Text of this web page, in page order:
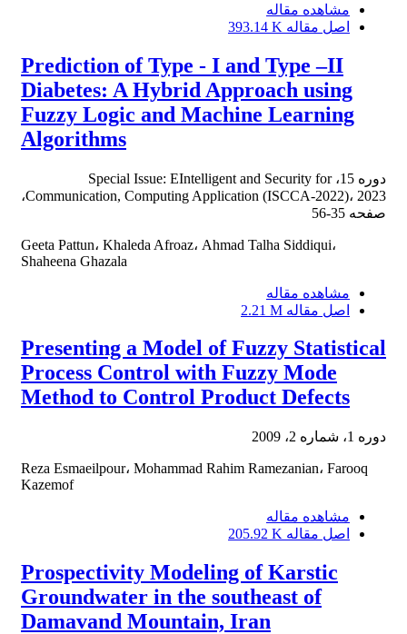
مشاهده مقاله
اصل مقاله 393.14 K
Prediction of Type - I and Type –II
Diabetes: A Hybrid Approach using
Fuzzy Logic and Machine Learning
Algorithms
دوره 15، Special Issue: EIntelligent and Security for
Communication, Computing Application (ISCCA-2022)، 2023،
صفحه 35-56
Geeta Pattun، Khaleda Afroaz، Ahmad Talha Siddiqui،
Shaheena Ghazala
مشاهده مقاله
اصل مقاله 2.21 M
Presenting a Model of Fuzzy Statistical
Process Control with Fuzzy Mode
Method to Control Product Defects
دوره 1، شماره 2، 2009
Reza Esmaeilpour، Mohammad Rahim Ramezanian، Farooq
Kazemof
مشاهده مقاله
اصل مقاله 205.92 K
Prospectivity Modeling of Karstic
Groundwater in the southeast of
Damavand Mountain, Iran